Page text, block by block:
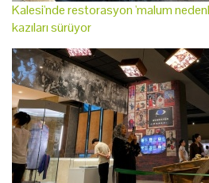
Kalesi'nde restorasyon 'malum
kazıları sürüyor